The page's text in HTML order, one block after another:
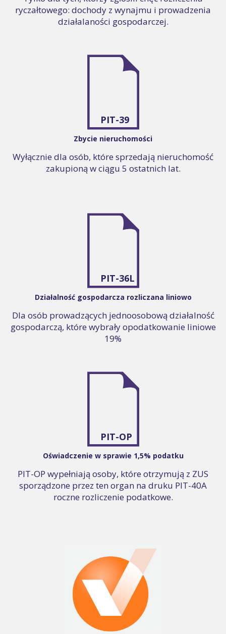
ryczałtowego: dochody z wynajmu i prowadzenia
działalaności gospodarczej.
PIT-39
Zbycie nieruchomości
Wyłącznie dla osób, które sprzedają nieruchomość
zakupioną w ciągu 5 ostatnich lat.
PIT-36L
Działalność gospodarcza rozliczana liniowo
Dla osób prowadzących jednoosobową działalność
gospodarczą, które wybrały opodatkowanie liniowe
19%
PIT-OP
Oświadczenie w sprawie 1,5% podatku
PIT-OP wypełniają osoby, które otrzymują z ZUS
sporządzone przez ten organ na druku PIT-40A
roczne rozliczenie podatkowe.